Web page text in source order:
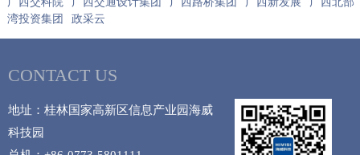
CONTACT US
地址：桂林国家高新区信息产业园海威
总机：+86-0773-5801111
销售：0773-5802121